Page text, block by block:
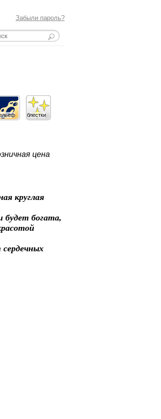
Забыли пароль?
блестки
цена
круглая
богата,